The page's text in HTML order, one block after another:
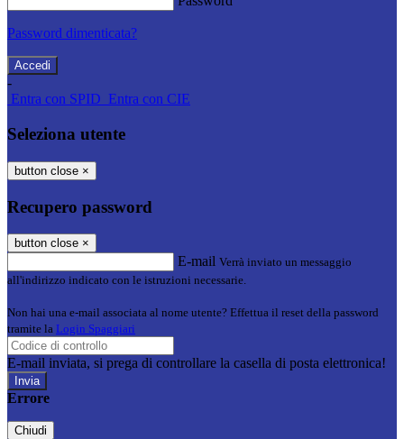
Password dimenticata?
-
Entra con SPID Entra con CIE
Seleziona utente
button close ×
Recupero password
button close ×
E-mail Verrà inviato un messaggio
all'indirizzo indicato con le istruzioni necessarie.
Non hai una e-mail associata al nome utente? Effettua il reset della password
tramite la Login Spaggiari
E-mail inviata, si prega di controllare la casella di posta elettronica!
Errore
Chiudi